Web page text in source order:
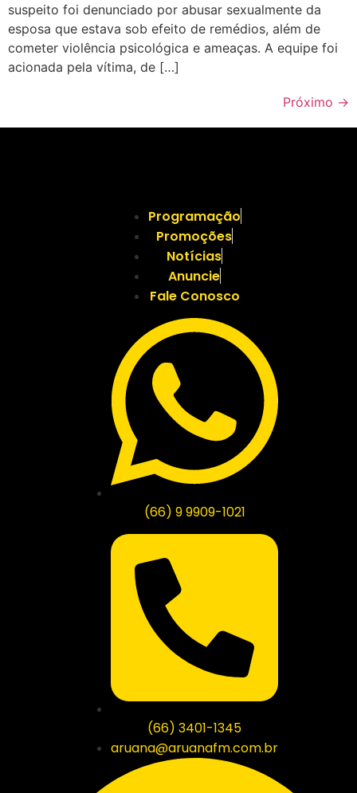
suspeito foi denunciado por abusar sexualmente da
esposa que estava sob efeito de remédios, além de
cometer violência psicológica e ameaças. A equipe foi
acionada pela vítima, de […]
Próximo →
Programação
Promoções
Notícias
Anuncie
Fale Conosco
(66) 9 9909-1021
(66) 3401-1345
aruana@aruanafm.com.br